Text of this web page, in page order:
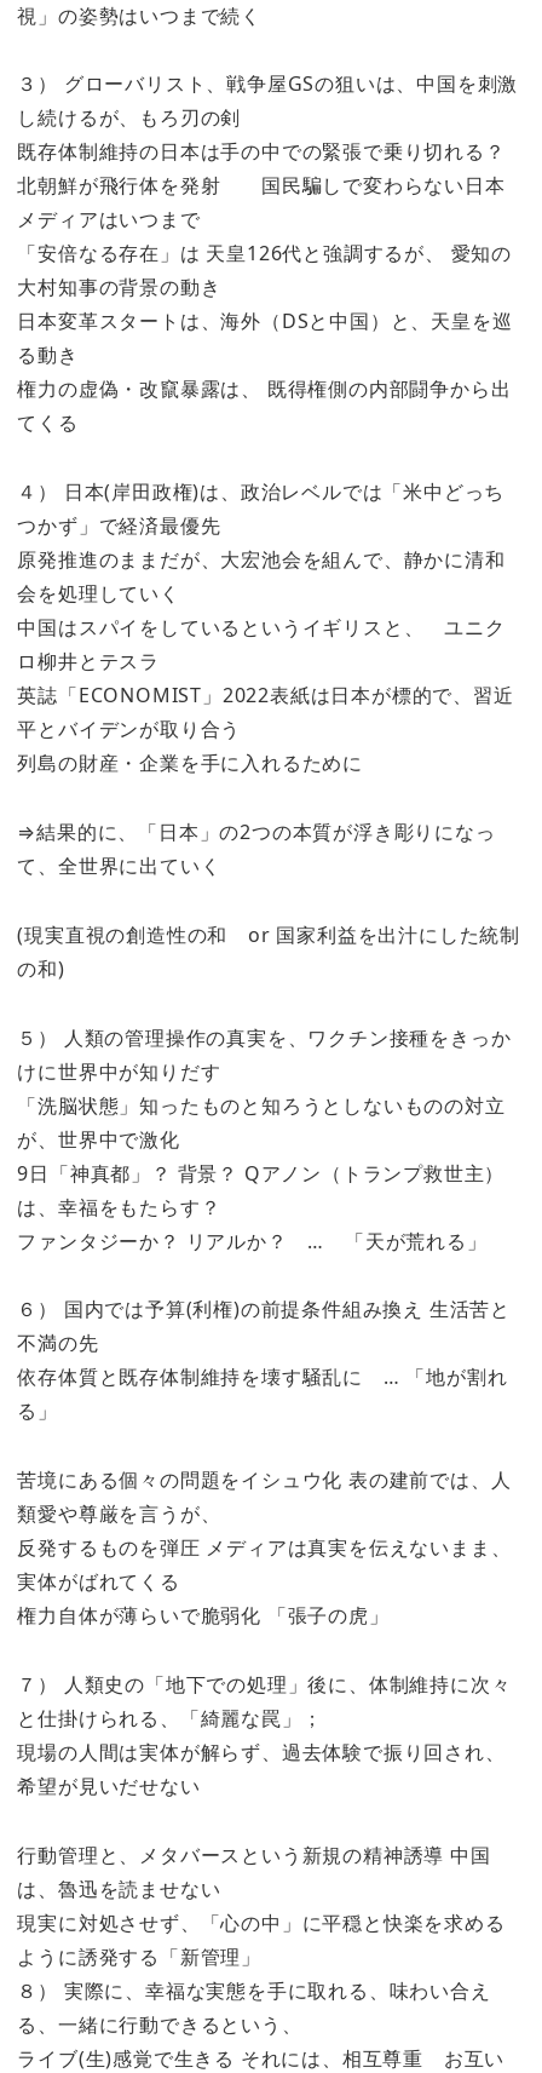
視」の姿勢はいつまで続く
３） グローバリスト、戦争屋GSの狙いは、中国を刺激
し続けるが、もろ刃の剣
既存体制維持の日本は手の中での緊張で乗り切れる？
北朝鮮が飛行体を発射 国民騙しで変わらない日本
メディアはいつまで
「安倍なる存在」は 天皇126代と強調するが、 愛知の
大村知事の背景の動き
日本変革スタートは、海外（DSと中国）と、天皇を巡
る動き
権力の虚偽・改竄暴露は、 既得権側の内部闘争から出
てくる
４） 日本(岸田政権)は、政治レベルでは「米中どっち
つかず」で経済最優先
原発推進のままだが、大宏池会を組んで、静かに清和
会を処理していく
中国はスパイをしているというイギリスと、 ユニク
ロ柳井とテスラ
英誌「ECONOMIST」2022表紙は日本が標的で、習近
平とバイデンが取り合う
列島の財産・企業を手に入れるために
⇒結果的に、「日本」の2つの本質が浮き彫りになっ
て、全世界に出ていく
(現実直視の創造性の和 or 国家利益を出汁にした統制
の和)
５） 人類の管理操作の真実を、ワクチン接種をきっか
けに世界中が知りだす
「洗脳状態」知ったものと知ろうとしないものの対立
が、世界中で激化
9日「神真都」？ 背景？ Qアノン（トランプ救世主）
は、幸福をもたらす？
ファンタジーか？ リアルか？ … 「天が荒れる」
６） 国内では予算(利権)の前提条件組み換え 生活苦と
不満の先
依存体質と既存体制維持を壊す騒乱に … 「地が割れ
る」
苦境にある個々の問題をイシュウ化 表の建前では、人
類愛や尊厳を言うが、
反発するものを弾圧 メディアは真実を伝えないまま、
実体がばれてくる
権力自体が薄らいで脆弱化 「張子の虎」
７） 人類史の「地下での処理」後に、体制維持に次々
と仕掛けられる、「綺麗な罠」；
現場の人間は実体が解らず、過去体験で振り回され、
希望が見いだせない
行動管理と、メタバースという新規の精神誘導 中国
は、魯迅を読ませない
現実に対処させず、「心の中」に平穏と快楽を求める
ように誘発する「新管理」
８） 実際に、幸福な実態を手に取れる、味わい合え
る、一緒に行動できるという、
ライブ(生)感覚で生きる それには、相互尊重 お互い